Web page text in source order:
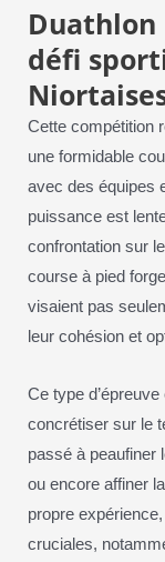
Duathlon
défi
Cette compétition
une formidable
avec des équipes
puissance est
confrontation sur
course à pied
visaient pas
leur cohésion et
Ce type
concrétiser sur le
passé à peaufiner
ou encore affiner
propre
cruciales,